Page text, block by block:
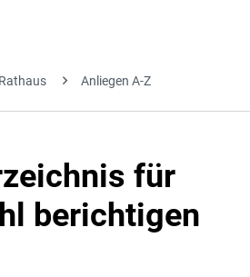
Anliegen A-Z
für
berichtigen